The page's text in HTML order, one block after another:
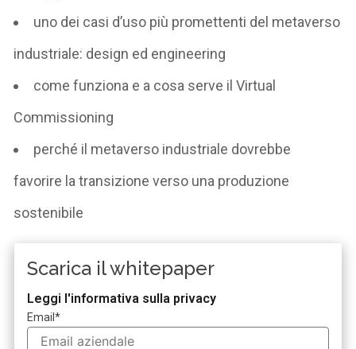
uno dei casi d’uso più promettenti del metaverso
industriale: design ed engineering
come funziona e a cosa serve il Virtual
Commissioning
perché il metaverso industriale dovrebbe
favorire la transizione verso una produzione
sostenibile
Scarica il whitepaper
Leggi l'informativa sulla privacy
Email*